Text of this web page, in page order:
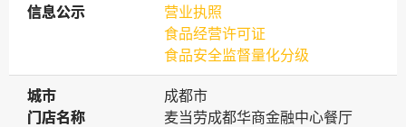
信息公示
信息公示
营业执照
食品经营许可证
食品安全监督量化分级
城市
城市
成都市
门店名称
门店名称
麦当劳成都华商金融中心餐厅